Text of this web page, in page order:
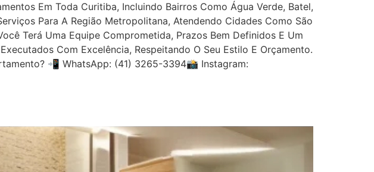
Em Toda Curitiba, Incluindo Bairros Como Água Verde, Batel,
Para A Região Metropolitana, Atendendo Cidades Como São
Terá Uma Equipe Comprometida, Prazos Bem Definidos E Um
Com Excelência, Respeitando O Seu Estilo E Orçamento.
📲 WhatsApp: (41) 3265-3394📸 Instagram: